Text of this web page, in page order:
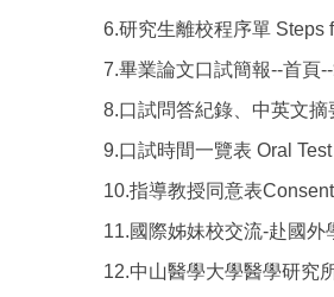
6.研究生離校程序單 Steps
7.畢業論文口試簡報--首頁
8.口試問答紀錄、中英文
9.口試時間一覽表 Oral
10.指導教授同意表
11.國際姊妹校交流-赴國
12.中山醫學大學醫學研究